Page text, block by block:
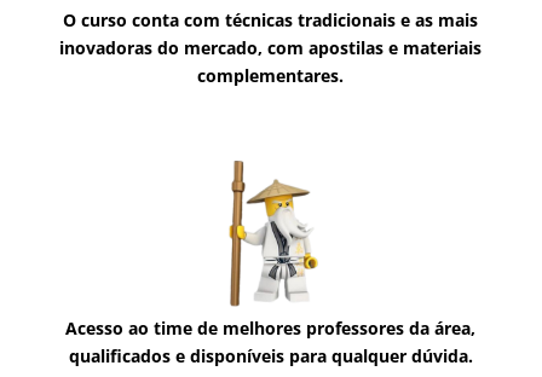
O curso conta com técnicas tradicionais e as mais
inovadoras do mercado, com apostilas e materiais
complementares.
Acesso ao time de melhores professores da área,
qualificados e disponíveis para qualquer dúvida.